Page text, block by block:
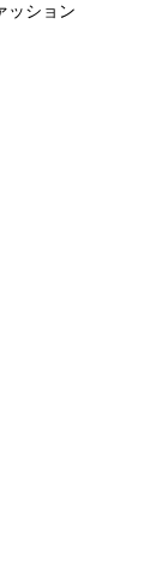
ッション